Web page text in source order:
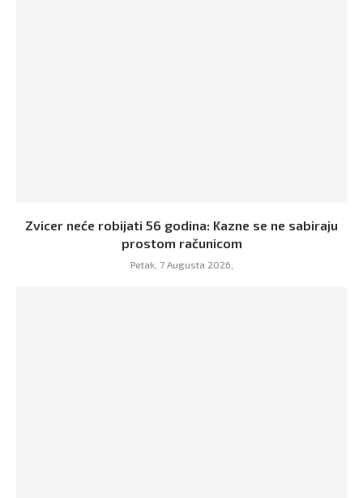
Zvicer neće robijati 56 godina: Kazne se ne sabiraju
prostom računicom
Petak, 7 Augusta 2026,